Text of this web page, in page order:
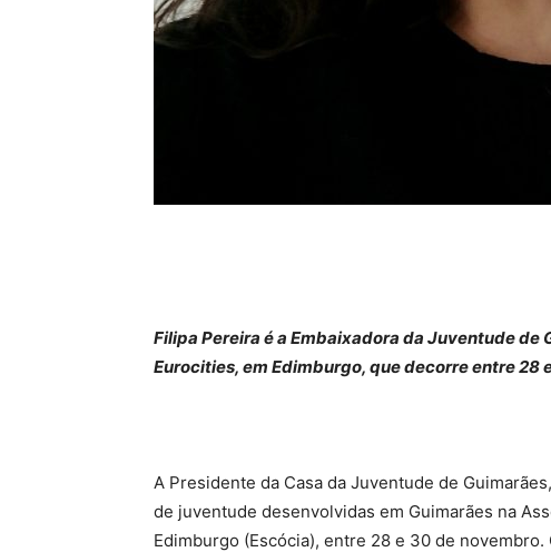
Filipa Pereira é a Embaixadora da Juventude de
Eurocities, em Edimburgo, que decorre entre 28
A Presidente da Casa da Juventude de
de juventude desenvolvidas em Guimarães na
Edimburgo (Escócia), entre 28 e 30 de